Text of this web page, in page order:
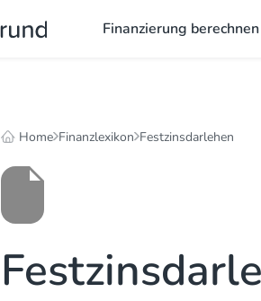
Finanzierung berechnen
Home Finanzlexikon Festzinsdarlehen